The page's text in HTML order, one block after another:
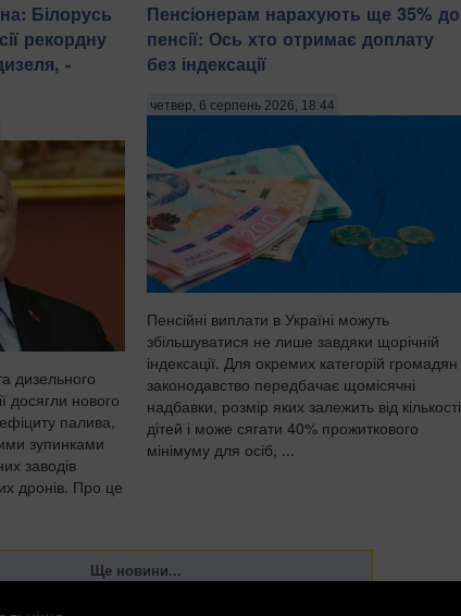
Білорусь
рекордну
-
дизельного
досягли нового
палива,
зупинками
заводів
дронів. Про це
Пенсіонерам нарахують ще 35% до
пенсії: Ось хто отримає доплату
без індексації
четвер, 6 серпень 2026, 18:44
Пенсійні виплати в Україні можуть
збільшуватися не лише завдяки щорічній
індексації. Для окремих категорій громадян
законодавство передбачає щомісячні
надбавки, розмір яких залежить від кількості
дітей і може сягати 40% прожиткового
мінімуму для осіб, ...